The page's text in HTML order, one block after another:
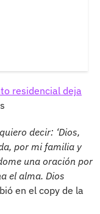
residencial deja
decir: ‘Dios,
por mi familia y
una oración por
el alma. Dios
en el copy de la